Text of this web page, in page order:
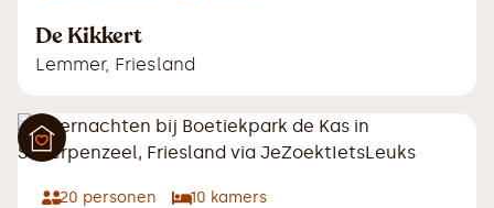
De Kikkert
Lemmer, Friesland
20 personen 10 kamers